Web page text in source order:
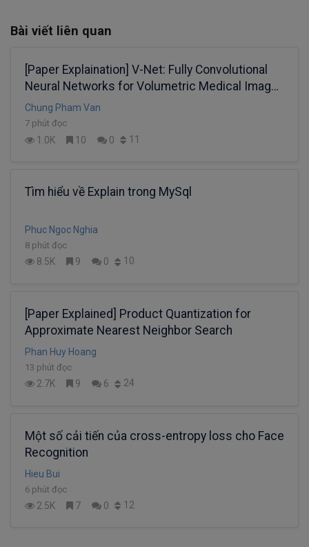
Bài viết liên quan
[Paper Explaination] V-Net: Fully Convolutional
Neural Networks for Volumetric Medical Image
Segmentation
Chung Pham Van
7 phút đọc
1.0K 10 0 11
Tìm hiểu về Explain trong MySql
Phuc Ngoc Nghia
8 phút đọc
8.5K 9 0 10
[Paper Explained] Product Quantization for
Approximate Nearest Neighbor Search
Phan Huy Hoang
13 phút đọc
2.7K 9 6 24
Một số cải tiến của cross-entropy loss cho Face
Recognition
Hieu Bui
6 phút đọc
2.5K 7 0 12